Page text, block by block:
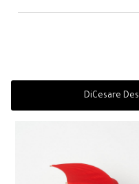
DiCesare